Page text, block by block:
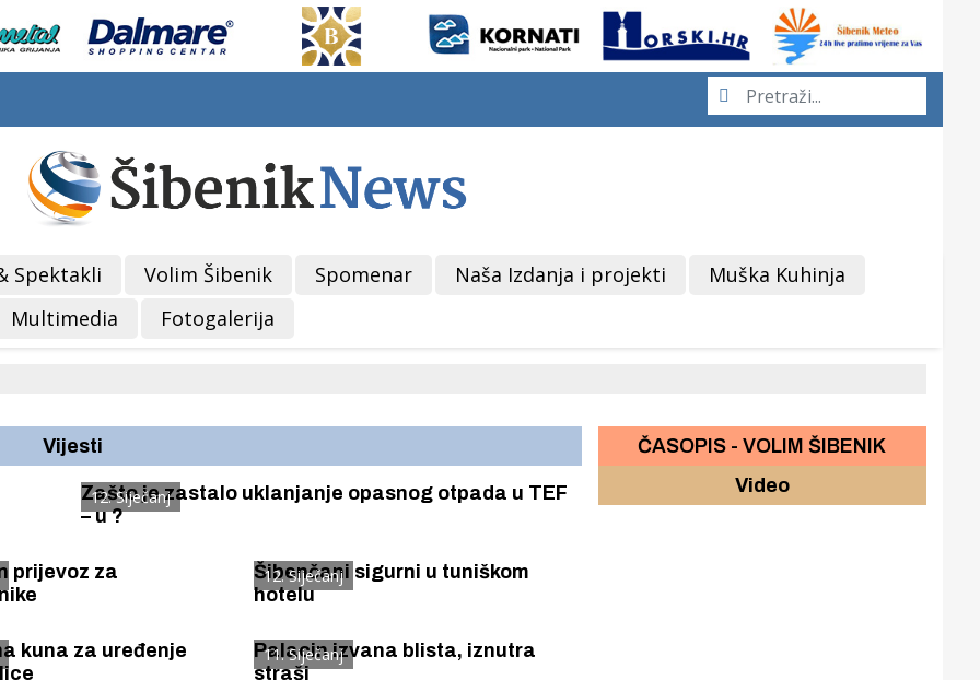
Spektakli Volim Šibenik Spomenar Naša Izdanja i projekti
Muška Kuhinja
Multimedia Fotogalerija
Vijesti
12. Siječanj
Zašto je zastalo uklanjanje opasnog otpada u TEF
– u ?
prijevoz za
12. Siječanj
Šibenčani sigurni u tuniškom
hotelu
kuna za uređenje
11. Siječanj
Palacin izvana blista, iznutra
straši
ČASOPIS - VOLIM ŠIBENIK
Video